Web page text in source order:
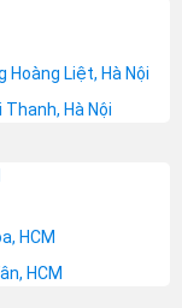
Hoàng Liệt, Hà Nội
Hà Nội
HCM
HCM